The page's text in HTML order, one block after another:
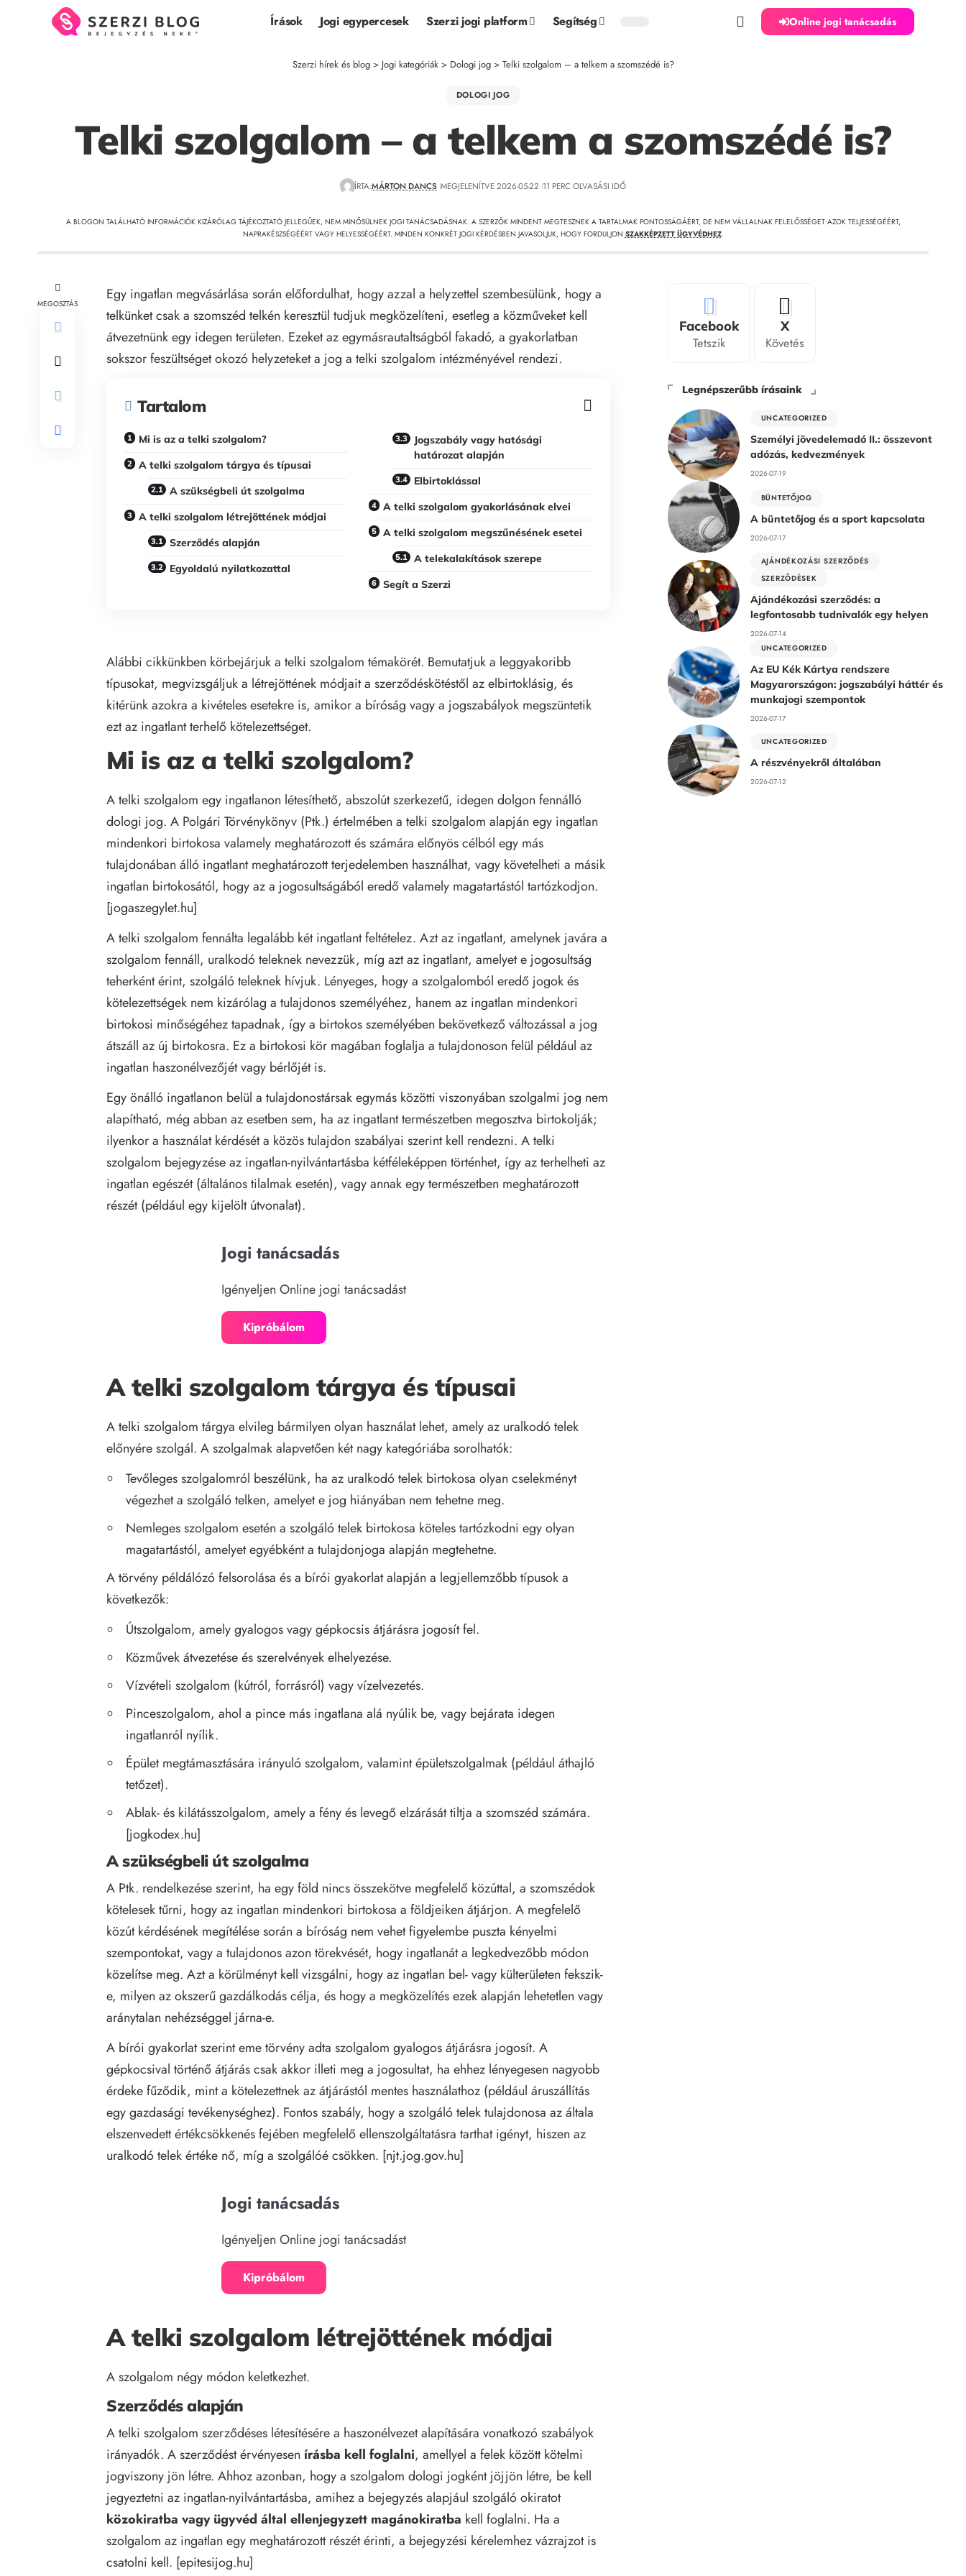
Írások Jogi egypercesek Szerzi jogi platform Segítség Online jogi tanácsadás
Szerzi hírek és blog> Jogi kategóriák> Dologi jog> Telki szolgalom – a telkem a szomszédé is?
DOLOGI JOG
Telki szolgalom – a telkem a szomszédé is?
ÍRTA:MÁRTON DANCS MEGJELENÍTVE 2026-05-22 11 PERC OLVASÁSI IDŐ
A BLOGON TALÁLHATÓ INFORMÁCIÓK KIZÁRÓLAG TÁJÉKOZTATÓ JELLEGŰEK, NEM MINŐSÜLNEK JOGI TANÁCSADÁSNAK. A SZERZŐK MINDENT MEGTESZNEK A TARTALMAK PONTOSSÁGÁÉRT, DE NEM VÁLLALNAK FELELŐSSÉGET AZOK TELJESSÉGÉÉRT,
NAPRAKÉSZSÉGÉÉRT VAGY HELYESSÉGÉÉRT. MINDEN KONKRÉT JOGI KÉRDÉSBEN JAVASOLJUK, HOGY FORDULJON SZAKKÉPZETT ÜGYVÉDHEZ.
MEGOSZTÁS
Egy ingatlan megvásárlása során előfordulhat, hogy azzal a helyzettel szembesülünk, hogy a
telkünket csak a szomszéd telkén keresztül tudjuk megközelíteni, esetleg a közműveket kell
átvezetnünk egy idegen területen. Ezeket az egymásrautaltságból fakadó, a gyakorlatban
sokszor feszültséget okozó helyzeteket a jog a telki szolgalom intézményével rendezi.
Tartalom
Mi is az a telki szolgalom?
A telki szolgalom tárgya és típusai
A szükségbeli út szolgalma
A telki szolgalom létrejöttének módjai
Szerződés alapján
Egyoldalú nyilatkozattal
Jogszabály vagy hatósági
határozat alapján
Elbirtoklással
A telki szolgalom gyakorlásának elvei
A telki szolgalom megszűnésének esetei
A telekalakítások szerepe
Segít a Szerzi
Alábbi cikkünkben körbejárjuk a telki szolgalom témakörét. Bemutatjuk a leggyakoribb
típusokat, megvizsgáljuk a létrejöttének módjait a szerződéskötéstől az elbirtoklásig, és
kitérünk azokra a kivételes esetekre is, amikor a bíróság vagy a jogszabályok megszüntetik
ezt az ingatlant terhelő kötelezettséget.
Mi is az a telki szolgalom?
A telki szolgalom egy ingatlanon létesíthető, abszolút szerkezetű, idegen dolgon fennálló
dologi jog. A Polgári Törvénykönyv (Ptk.) értelmében a telki szolgalom alapján egy ingatlan
mindenkori birtokosa valamely meghatározott és számára előnyös célból egy más
tulajdonában álló ingatlant meghatározott terjedelemben használhat, vagy követelheti a másik
ingatlan birtokosától, hogy az a jogosultságából eredő valamely magatartástól tartózkodjon.
[jogaszegylet.hu]
A telki szolgalom fennálta legalább két ingatlant feltételez. Azt az ingatlant, amelynek javára a
szolgalom fennáll, uralkodó teleknek nevezzük, míg azt az ingatlant, amelyet e jogosultság
teherként érint, szolgáló teleknek hívjuk. Lényeges, hogy a szolgalomból eredő jogok és
kötelezettségek nem kizárólag a tulajdonos személyéhez, hanem az ingatlan mindenkori
birtokosi minőségéhez tapadnak, így a birtokos személyében bekövetkező változással a jog
átszáll az új birtokosra. Ez a birtokosi kör magában foglalja a tulajdonoson felül például az
ingatlan haszonélvezőjét vagy bérlőjét is.
Egy önálló ingatlanon belül a tulajdonostársak egymás közötti viszonyában szolgalmi jog nem
alapítható, még abban az esetben sem, ha az ingatlant természetben megosztva birtokolják;
ilyenkor a használat kérdését a közös tulajdon szabályai szerint kell rendezni. A telki
szolgalom bejegyzése az ingatlan-nyilvántartásba kétféleképpen történhet, így az terhelheti az
ingatlan egészét (általános tilalmak esetén), vagy annak egy természetben meghatározott
részét (például egy kijelölt útvonalat).
Jogi tanácsadás
Igényeljen Online jogi tanácsadást
Kipróbálom
A telki szolgalom tárgya és típusai
A telki szolgalom tárgya elvileg bármilyen olyan használat lehet, amely az uralkodó telek
előnyére szolgál. A szolgalmak alapvetően két nagy kategóriába sorolhatók:
Tevőleges szolgalomról beszélünk, ha az uralkodó telek birtokosa olyan cselekményt
végezhet a szolgáló telken, amelyet e jog hiányában nem tehetne meg.
Nemleges szolgalom esetén a szolgáló telek birtokosa köteles tartózkodni egy olyan
magatartástól, amelyet egyébként a tulajdonjoga alapján megtehetne.
A törvény példálózó felsorolása és a bírói gyakorlat alapján a legjellemzőbb típusok a
következők:
Útszolgalom, amely gyalogos vagy gépkocsis átjárásra jogosít fel.
Közművek átvezetése és szerelvények elhelyezése.
Vízvételi szolgalom (kútról, forrásról) vagy vízelvezetés.
Pinceszolgalom, ahol a pince más ingatlana alá nyúlik be, vagy bejárata idegen
ingatlanról nyílik.
Épület megtámasztására irányuló szolgalom, valamint épületszolgalmak (például áthajló
tetőzet).
Ablak- és kilátásszolgalom, amely a fény és levegő elzárását tiltja a szomszéd számára.
[jogkodex.hu]
A szükségbeli út szolgalma
A Ptk. rendelkezése szerint, ha egy föld nincs összekötve megfelelő közúttal, a szomszédok
kötelesek tűrni, hogy az ingatlan mindenkori birtokosa a földjeiken átjárjon. A megfelelő
közút kérdésének megítélése során a bíróság nem vehet figyelembe puszta kényelmi
szempontokat, vagy a tulajdonos azon törekvését, hogy ingatlanát a legkedvezőbb módon
közelítse meg. Azt a körülményt kell vizsgálni, hogy az ingatlan bel- vagy külterületen fekszik-
e, milyen az okszerű gazdálkodás célja, és hogy a megközelítés ezek alapján lehetetlen vagy
aránytalan nehézséggel járna-e.
A bírói gyakorlat szerint eme törvény adta szolgalom gyalogos átjárásra jogosít. A
gépkocsival történő átjárás csak akkor illeti meg a jogosultat, ha ehhez lényegesen nagyobb
érdeke fűződik, mint a kötelezettnek az átjárástól mentes használathoz (például áruszállítás
egy gazdasági tevékenységhez). Fontos szabály, hogy a szolgáló telek tulajdonosa az általa
elszenvedett értékcsökkenés fejében megfelelő ellenszolgáltatásra tarthat igényt, hiszen az
uralkodó telek értéke nő, míg a szolgálóé csökken. [njt.jog.gov.hu]
Jogi tanácsadás
Igényeljen Online jogi tanácsadást
Kipróbálom
A telki szolgalom létrejöttének módjai
A szolgalom négy módon keletkezhet.
Szerződés alapján
A telki szolgalom szerződéses létesítésére a haszonélvezet alapítására vonatkozó szabályok
irányadók. A szerződést érvényesen írásba kell foglalni, amellyel a felek között kötelmi
jogviszony jön létre. Ahhoz azonban, hogy a szolgalom dologi jogként jöjjön létre, be kell
jegyeztetni az ingatlan-nyilvántartásba, amihez a bejegyzés alapjául szolgáló okiratot
közokiratba vagy ügyvéd által ellenjegyzett magánokiratba kell foglalni. Ha a
szolgalom az ingatlan egy meghatározott részét érinti, a bejegyzési kérelemhez vázrajzot is
csatolni kell. [epitesijog.hu]
Facebook
Tetszik
X
Követés
Legnépszerűbb írásaink
UNCATEGORIZED
Személyi jövedelemadó II.: összevont
adózás, kedvezmények
2026-07-19
BÜNTETŐJOG
A büntetőjog és a sport kapcsolata
2026-07-17
AJÁNDÉKOZÁSI SZERZŐDÉS
SZERZŐDÉSEK
Ajándékozási szerződés: a
legfontosabb tudnivalók egy helyen
2026-07-14
UNCATEGORIZED
Az EU Kék Kártya rendszere
Magyarországon: jogszabályi háttér és
munkajogi szempontok
2026-07-17
UNCATEGORIZED
A részvényekről általában
2026-07-12